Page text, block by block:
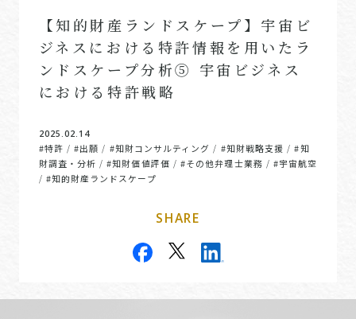
【知的財産ランドスケープ】宇宙ビ
ジネスにおける特許情報を用いたラ
ンドスケープ分析⑤ 宇宙ビジネス
における特許戦略
2025.02.14
#特許 / #出願 / #知財コンサルティング / #知財戦略支援 /#知
財調査・分析 /#知財価値評価 /#その他弁理士業務 /#宇宙航空
/ #知的財産ランドスケープ
SHARE